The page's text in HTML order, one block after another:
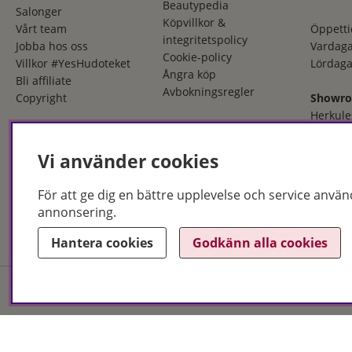
Salonger
Vårt team
Jobba hos oss
Villkor #YesHudoteket
Bli affiliate
Copyright
Beautypedia
Köpvillkor &
integritetspolicy
Cookie-policy
Ångra köp
Avbokningsregler
Vi använder cookies
För att ge dig en bättre upplevelse och service
annonsering.
Hantera cookies
Godkänn alla cookies